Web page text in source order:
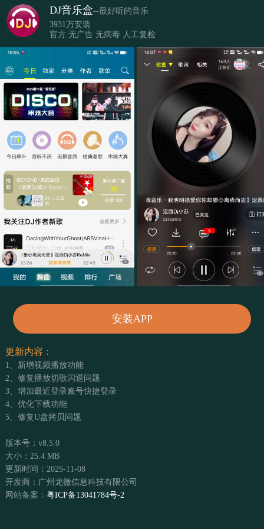
DJ音乐盒--最好听的音乐
3931万安装
官方 无广告 无病毒 人工复检
安装APP
更新内容：
1、新增视频播放功能
2、修复播放切歌闪退问题
3、增加最近登录账号快捷登录
4、优化下载功能
5、修复U盘拷贝问题
版本号：v8.5.0
大小：25.4 MB
更新时间：2025-11-08
开发商：广州龙微信息科技有限公司
网站备案： 粤ICP备13041784号-2